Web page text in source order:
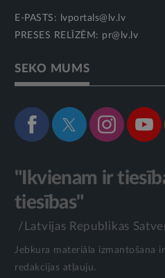
E-PASTS:
lvportals@lv.lv
PRESES RELĪZĒM: pr@lv.lv
SEKO MUMS
"Ikvienam ir
tiesības"
/Latvijas Republikas
Jebkura materiāla izmantošana
redakcijas atļauju.